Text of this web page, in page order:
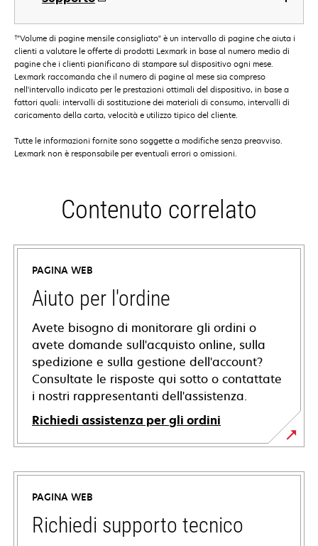
†"Volume di pagine mensile consigliato" è un intervallo di pagine che aiuta i
clienti a valutare le offerte di prodotti Lexmark in base al numero medio di
pagine che i clienti pianificano di stampare sul dispositivo ogni mese.
Lexmark raccomanda che il numero di pagine al mese sia compreso
nell'intervallo indicato per le prestazioni ottimali del dispositivo, in base a
fattori quali: intervalli di sostituzione dei materiali di consumo, intervalli di
caricamento della carta, velocità e utilizzo tipico del cliente.
Tutte le informazioni fornite sono soggette a modifiche senza preavviso.
Lexmark non è responsabile per eventuali errori o omissioni.
Contenuto correlato
PAGINA WEB
Aiuto per l'ordine
Avete bisogno di monitorare gli ordini o
avete domande sull'acquisto online, sulla
spedizione e sulla gestione dell'account?
Consultate le risposte qui sotto o contattate
i nostri rappresentanti dell'assistenza.
Richiedi assistenza per gli ordini
PAGINA WEB
Richiedi supporto tecnico